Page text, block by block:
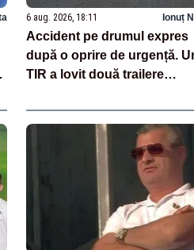
6 aug. 2026, 18:11 Ionuț
Accident pe drumul expres
după o oprire de urgență.
TIR a lovit două trailere